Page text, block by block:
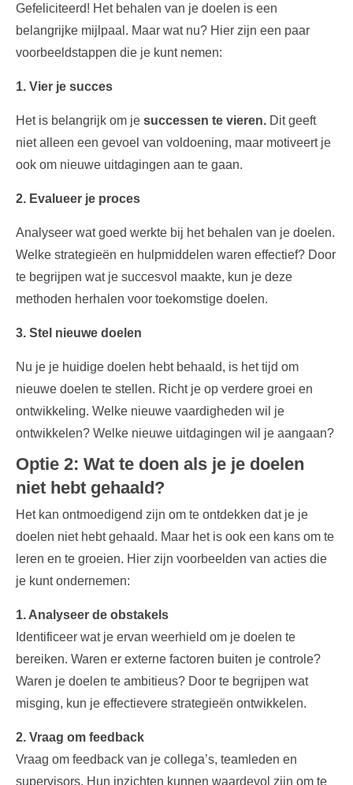
Gefeliciteerd! Het behalen van je doelen is een
belangrijke mijlpaal. Maar wat nu? Hier zijn een paar
voorbeeldstappen die je kunt nemen:
1. Vier je succes
Het is belangrijk om je successen te vieren. Dit geeft
niet alleen een gevoel van voldoening, maar motiveert je
ook om nieuwe uitdagingen aan te gaan.
2. Evalueer je proces
Analyseer wat goed werkte bij het behalen van je doelen.
Welke strategieën en hulpmiddelen waren effectief? Door
te begrijpen wat je succesvol maakte, kun je deze
methoden herhalen voor toekomstige doelen.
3. Stel nieuwe doelen
Nu je je huidige doelen hebt behaald, is het tijd om
nieuwe doelen te stellen. Richt je op verdere groei en
ontwikkeling. Welke nieuwe vaardigheden wil je
ontwikkelen? Welke nieuwe uitdagingen wil je aangaan?
Optie 2: Wat te doen als je je doelen
niet hebt gehaald?
Het kan ontmoedigend zijn om te ontdekken dat je je
doelen niet hebt gehaald. Maar het is ook een kans om te
leren en te groeien. Hier zijn voorbeelden van acties die
je kunt ondernemen:
1. Analyseer de obstakels
Identificeer wat je ervan weerhield om je doelen te
bereiken. Waren er externe factoren buiten je controle?
Waren je doelen te ambitieus? Door te begrijpen wat
misging, kun je effectievere strategieën ontwikkelen.
2. Vraag om feedback
Vraag om feedback van je collega’s, teamleden en
supervisors. Hun inzichten kunnen waardevol zijn om te